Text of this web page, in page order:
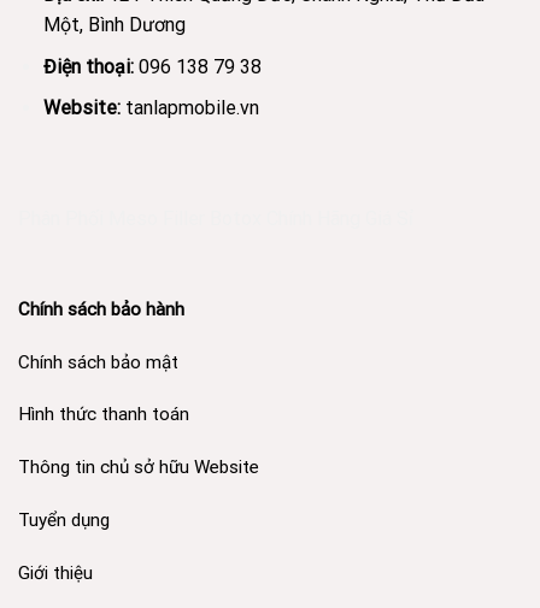
Một, Bình Dương
Điện thoại: 096 138 79 38
Website: tanlapmobile.vn
Chính sách bảo hành
Chính sách bảo mật
Hình thức thanh toán
Thông tin chủ sở hữu Website
Tuyển dụng
Giới thiệu